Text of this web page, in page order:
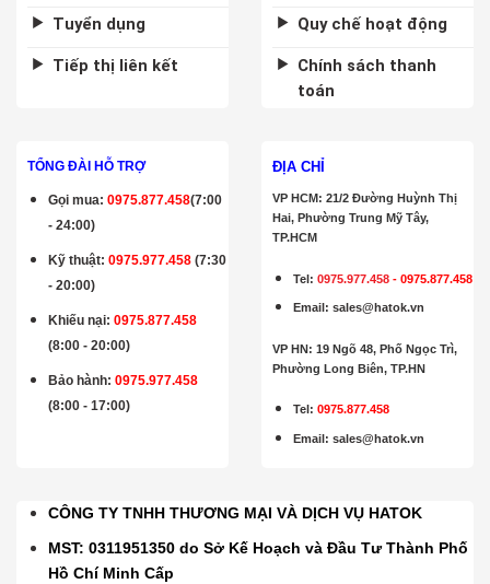
Tuyển dụng
Tiếp thị liên kết
Quy chế hoạt động
Chính sách thanh
toán
TỔNG ĐÀI HỖ TRỢ
Gọi mua:0975.877.458(7:00
- 24:00)
Kỹ thuật:0975.977.458 (7:30
- 20:00)
Khiếu nại: 0975.877.458
(8:00 - 20:00)
Bảo hành:0975.977.458
(8:00 - 17:00)
ĐỊA CHỈ
VP HCM: 21/2 Đường Huỳnh Thị
Hai, Phường Trung Mỹ Tây,
TP.HCM
Tel:0975.977.458 -0975.877.458
Email :sales@hatok.vn
VP HN: 19 Ngõ 48, Phố Ngọc Trì,
Phường Long Biên, TP.HN
Tel: 0975.877.458
Email:sales@hatok.vn
CÔNG TY TNHH THƯƠNG MẠI VÀ DỊCH VỤ HATOK
MST: 0311951350 do Sở Kế Hoạch và Đầu Tư Thành Phố
Hồ Chí Minh Cấp